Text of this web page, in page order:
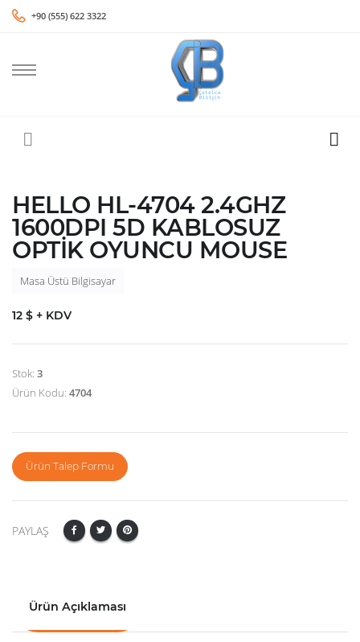
+90 (555) 622 3322
HELLO HL-4704 2.4GHZ
1600DPI 5D KABLOSUZ
OPTİK OYUNCU MOUSE
Masa Üstü Bilgisayar
12 $ + KDV
Stok: 3
Ürün Kodu: 4704
Ürün Talep Formu
PAYLAŞ
Ürün Açıklaması